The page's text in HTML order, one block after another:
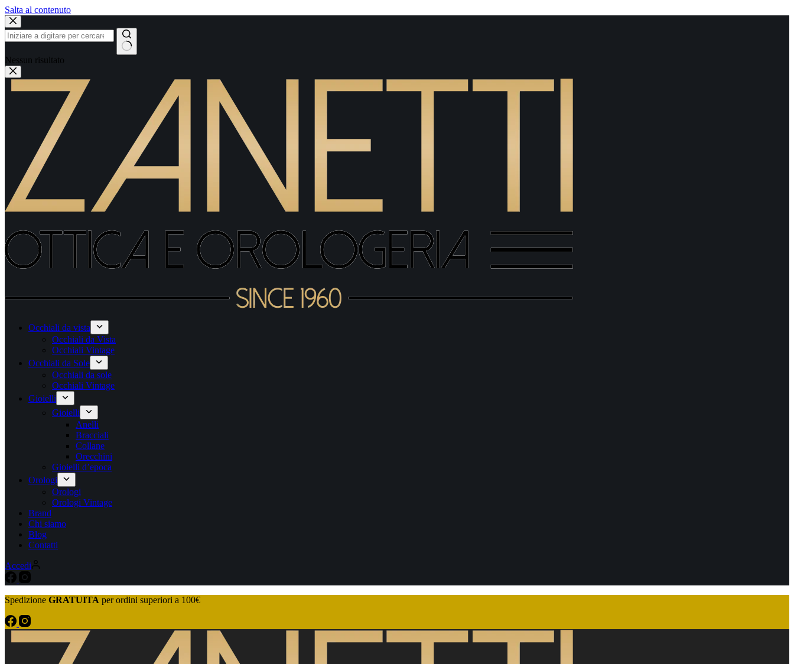
Salta al contenuto
Nessun risultato
Occhiali da vista
Occhiali da Vista
Occhiali Vintage
Occhiali da Sole
Occhiali da sole
Occhiali Vintage
Gioielli
Gioielli
Anelli
Bracciali
Collane
Orecchini
Gioielli d’epoca
Orologi
Orologi
Orologi Vintage
Brand
Chi siamo
Blog
Contatti
Accedi
Spedizione GRATUITA per ordini superiori a 100€